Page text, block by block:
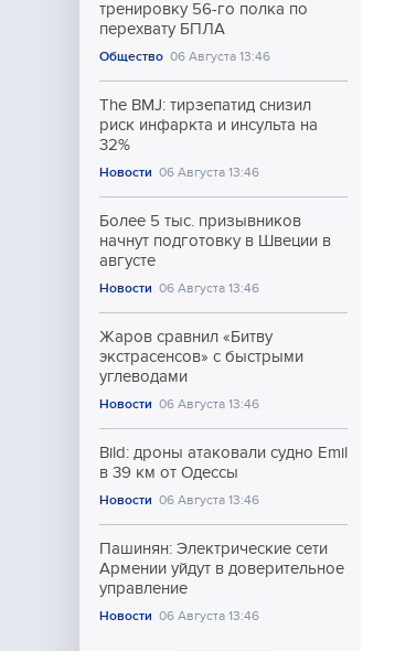
тренировку 56-го полка по
перехвату БПЛА
Общество 06 Августа 13:46
The BMJ: тирзепатид снизил
риск инфаркта и инсульта на
32%
Новости 06 Августа 13:46
Более 5 тыс. призывников
начнут подготовку в Швеции в
августе
Новости 06 Августа 13:46
Жаров сравнил «Битву
экстрасенсов» с быстрыми
углеводами
Новости 06 Августа 13:46
Bild: дроны атаковали судно Emil
в 39 км от Одессы
Новости 06 Августа 13:46
Пашинян: Электрические сети
Армении уйдут в доверительное
управление
Новости 06 Августа 13:46